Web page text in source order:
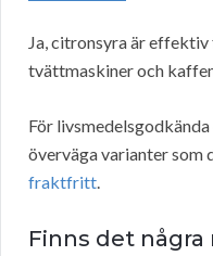
Ja, citronsyra är
tvättmaskiner och
För
överväga varianter som
fraktfritt.
Finns det